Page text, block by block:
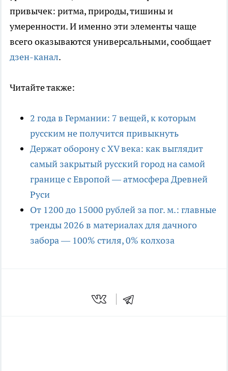
привычек: ритма, природы, тишины и
умеренности. И именно эти элементы чаще
всего оказываются универсальными, сообщает
дзен-канал.
Читайте также:
2 года в Германии: 7 вещей, к которым
русским не получится привыкнуть
Держат оборону с XV века: как выглядит
самый закрытый русский город на самой
границе с Европой — атмосфера Древней
Руси
От 1200 до 15000 рублей за пог. м.: главные
тренды 2026 в материалах для дачного
забора — 100% стиля, 0% колхоза